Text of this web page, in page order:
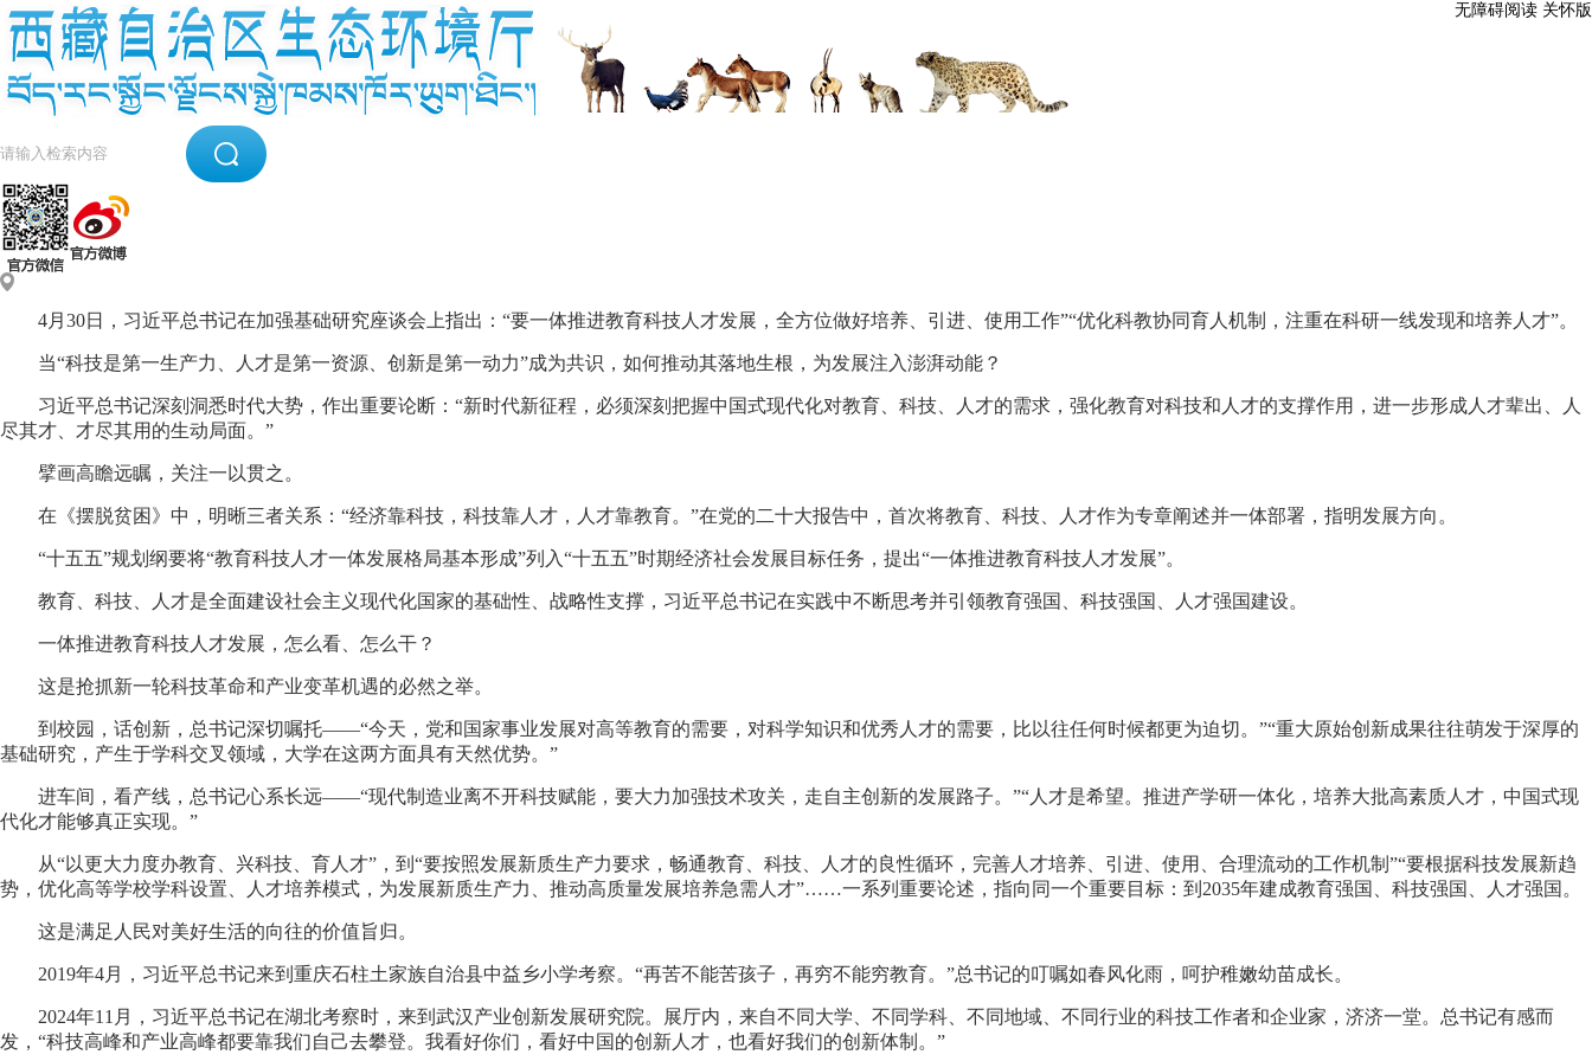
无障碍阅读 关怀版
4月30日，习近平总书记在加强基础研究座谈会上指出：“要一体推进教育科技人才发展，全方位做好培养、引进、使用工作”“优化科教协同育人机制，注重在科研一线发现和培养人才”。
当“科技是第一生产力、人才是第一资源、创新是第一动力”成为共识，如何推动其落地生根，为发展注入澎湃动能？
习近平总书记深刻洞悉时代大势，作出重要论断：“新时代新征程，必须深刻把握中国式现代化对教育、科技、人才的需求，强化教育对科技和人才的支撑作用，进一步形成人才辈出、人
尽其才、才尽其用的生动局面。”
擘画高瞻远瞩，关注一以贯之。
在《摆脱贫困》中，明晰三者关系：“经济靠科技，科技靠人才，人才靠教育。”在党的二十大报告中，首次将教育、科技、人才作为专章阐述并一体部署，指明发展方向。
“十五五”规划纲要将“教育科技人才一体发展格局基本形成”列入“十五五”时期经济社会发展目标任务，提出“一体推进教育科技人才发展”。
教育、科技、人才是全面建设社会主义现代化国家的基础性、战略性支撑，习近平总书记在实践中不断思考并引领教育强国、科技强国、人才强国建设。
一体推进教育科技人才发展，怎么看、怎么干？
这是抢抓新一轮科技革命和产业变革机遇的必然之举。
到校园，话创新，总书记深切嘱托——“今天，党和国家事业发展对高等教育的需要，对科学知识和优秀人才的需要，比以往任何时候都更为迫切。”“重大原始创新成果往往萌发于深厚的
基础研究，产生于学科交叉领域，大学在这两方面具有天然优势。”
进车间，看产线，总书记心系长远——“现代制造业离不开科技赋能，要大力加强技术攻关，走自主创新的发展路子。”“人才是希望。推进产学研一体化，培养大批高素质人才，中国式现
代化才能够真正实现。”
从“以更大力度办教育、兴科技、育人才”，到“要按照发展新质生产力要求，畅通教育、科技、人才的良性循环，完善人才培养、引进、使用、合理流动的工作机制”“要根据科技发展新趋
势，优化高等学校学科设置、人才培养模式，为发展新质生产力、推动高质量发展培养急需人才”……一系列重要论述，指向同一个重要目标：到2035年建成教育强国、科技强国、人才强国。
这是满足人民对美好生活的向往的价值旨归。
2019年4月，习近平总书记来到重庆石柱土家族自治县中益乡小学考察。“再苦不能苦孩子，再穷不能穷教育。”总书记的叮嘱如春风化雨，呵护稚嫩幼苗成长。
2024年11月，习近平总书记在湖北考察时，来到武汉产业创新发展研究院。展厅内，来自不同大学、不同学科、不同地域、不同行业的科技工作者和企业家，济济一堂。总书记有感而
发，“科技高峰和产业高峰都要靠我们自己去攀登。我看好你们，看好中国的创新人才，也看好我们的创新体制。”